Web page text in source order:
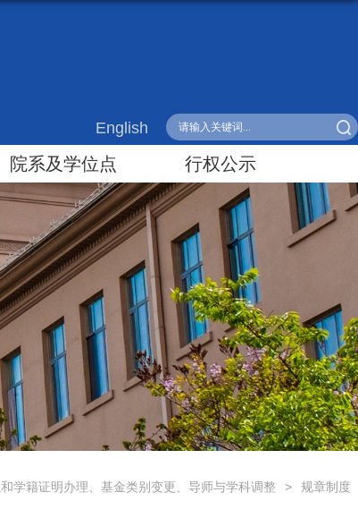
English
院系及学位点 行权公示
学籍证明办理、基金类别变更、导师与学科调整 > 规章制度